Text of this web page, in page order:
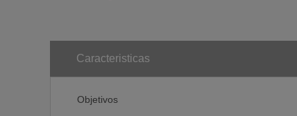
Caracteristicas
Objetivos